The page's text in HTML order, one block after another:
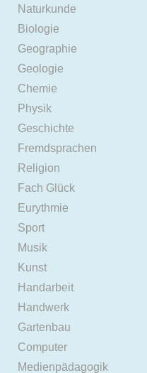
Naturkunde
Biologie
Geographie
Geologie
Chemie
Physik
Geschichte
Fremdsprachen
Religion
Fach Glück
Eurythmie
Sport
Musik
Kunst
Handarbeit
Handwerk
Gartenbau
Computer
Medienpädagogik